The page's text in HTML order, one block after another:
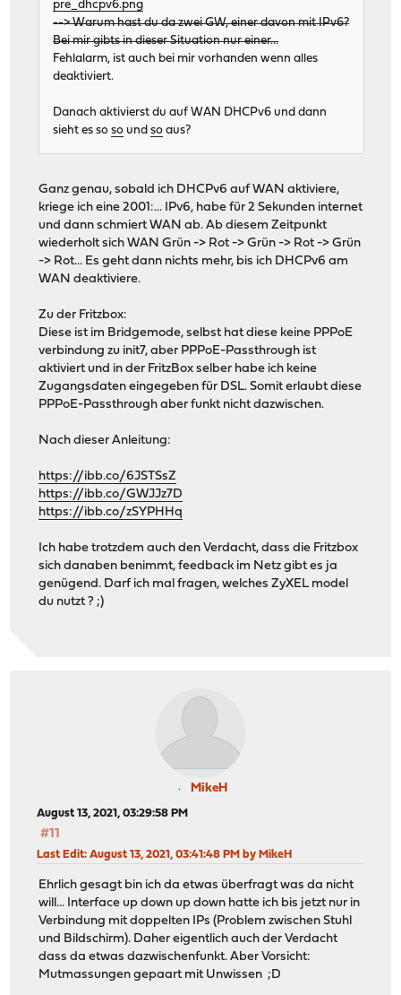
pre_dhcpv6.png
--> Warum hast du da zwei GW, einer davon mit IPv6?
Bei mir gibts in dieser Situation nur einer...
Fehlalarm, ist auch bei mir vorhanden wenn alles
deaktiviert.
Danach aktivierst du auf WAN DHCPv6 und dann
sieht es soso undso aus?
Ganz genau, sobald ich DHCPv6 auf WAN aktiviere,
kriege ich eine 2001:... IPv6, habe für 2 Sekunden internet
und dann schmiert WAN ab. Ab diesem Zeitpunkt
wiederholt sich WAN Grün -> Rot -> Grün -> Rot -> Grün
-> Rot... Es geht dann nichts mehr, bis ich DHCPv6 am
WAN deaktiviere.
Zu der Fritzbox:
Diese ist im Bridgemode, selbst hat diese keine PPPoE
verbindung zu init7, aber PPPoE-Passthrough ist
aktiviert und in der FritzBox selber habe ich keine
Zugangsdaten eingegeben für DSL. Somit erlaubt diese
PPPoE-Passthrough aber funkt nicht dazwischen.
Nach dieser Anleitung:
https://ibb.co/6JSTSsZ
https://ibb.co/GWJJz7D
https://ibb.co/zSYPHHq
Ich habe trotzdem auch den Verdacht, dass die Fritzbox
sich danaben benimmt, feedback im Netz gibt es ja
genügend. Darf ich mal fragen, welches ZyXEL model
du nutzt ? ;)
MikeH
August 13, 2021, 03:29:58 PM
#11
Last Edit: August 13, 2021, 03:41:48 PM by MikeH
Ehrlich gesagt bin ich da etwas überfragt was da nicht
will... Interface up down up down hatte ich bis jetzt nur in
Verbindung mit doppelten IPs (Problem zwischen Stuhl
und Bildschirm). Daher eigentlich auch der Verdacht
dass da etwas dazwischenfunkt. Aber Vorsicht:
Mutmassungen gepaart mit Unwissen ;D